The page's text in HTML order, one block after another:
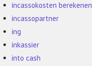
incassokosten berekenen
incassopartner
ing
inkassier
into cash